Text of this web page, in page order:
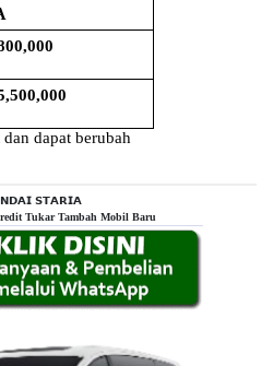
𝗦𝗧𝗔𝗥𝗜𝗔
Tukar Tambah Mobil Baru